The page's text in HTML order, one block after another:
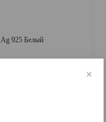
Ag 925 Белый